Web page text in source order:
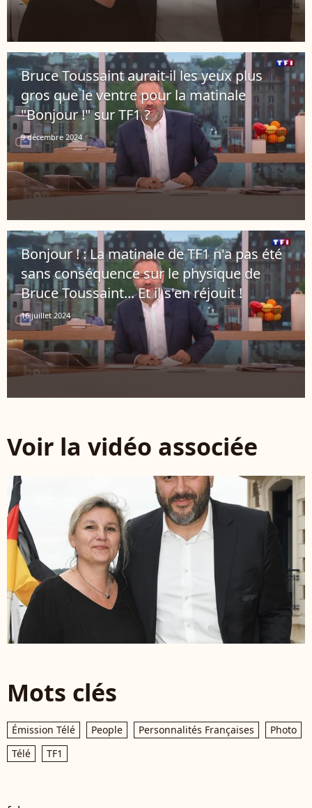
Bruce Toussaint aurait-il les yeux plus
gros que le ventre pour la matinale
"Bonjour !" sur TF1 ?
9 décembre 2024
Bonjour ! : La matinale de TF1 n'a pas été
sans conséquence sur le physique de
Bruce Toussaint... Et il s'en réjouit !
16 juillet 2024
Voir la vidéo associée
Mots clés
Émission Télé People Personnalités Françaises
Photo
Télé
TF1